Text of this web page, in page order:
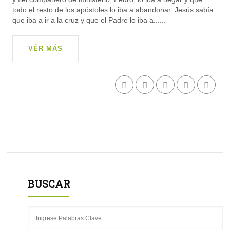
todo el resto de los apóstoles lo iba a abandonar. Jesús sabía
que iba a ir a la cruz y que el Padre lo iba a......
VÉR MÁS
BUSCAR